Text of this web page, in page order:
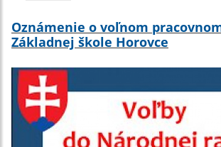
Oznámenie o voľnom
Základnej škole Horovce